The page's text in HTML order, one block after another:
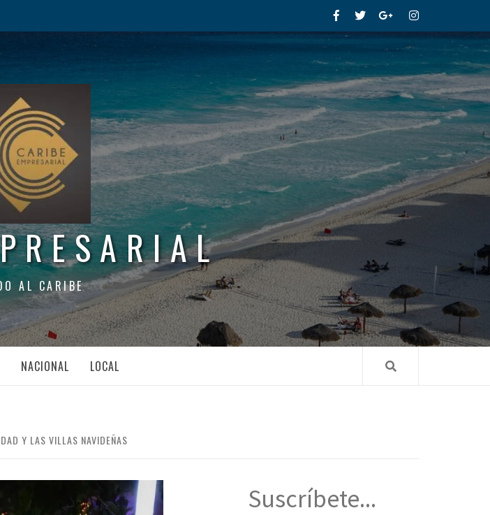
FacebookTwitterGoogle+Instagram
AL CARIBE
NACIONAL LOCAL
Y LAS VILLAS NAVIDEÑAS
Suscríbete...